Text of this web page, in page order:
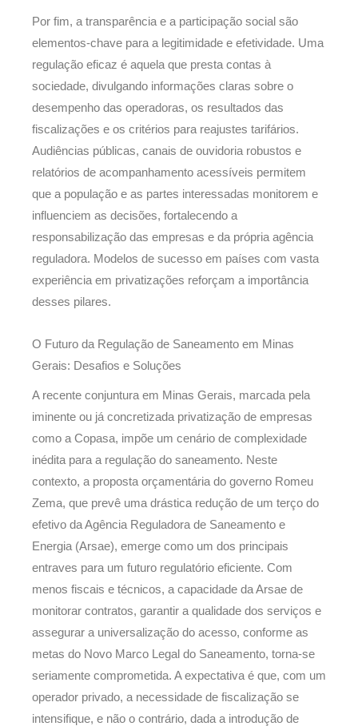
Por fim, a transparência e a participação social são
elementos-chave para a legitimidade e efetividade. Uma
regulação eficaz é aquela que presta contas à
sociedade, divulgando informações claras sobre o
desempenho das operadoras, os resultados das
fiscalizações e os critérios para reajustes tarifários.
Audiências públicas, canais de ouvidoria robustos e
relatórios de acompanhamento acessíveis permitem
que a população e as partes interessadas monitorem e
influenciem as decisões, fortalecendo a
responsabilização das empresas e da própria agência
reguladora. Modelos de sucesso em países com vasta
experiência em privatizações reforçam a importância
desses pilares.
O Futuro da Regulação de Saneamento em Minas
Gerais: Desafios e Soluções
A recente conjuntura em Minas Gerais, marcada pela
iminente ou já concretizada privatização de empresas
como a Copasa, impõe um cenário de complexidade
inédita para a regulação do saneamento. Neste
contexto, a proposta orçamentária do governo Romeu
Zema, que prevê uma drástica redução de um terço do
efetivo da Agência Reguladora de Saneamento e
Energia (Arsae), emerge como um dos principais
entraves para um futuro regulatório eficiente. Com
menos fiscais e técnicos, a capacidade da Arsae de
monitorar contratos, garantir a qualidade dos serviços e
assegurar a universalização do acesso, conforme as
metas do Novo Marco Legal do Saneamento, torna-se
seriamente comprometida. A expectativa é que, com um
operador privado, a necessidade de fiscalização se
intensifique, e não o contrário, dada a introdução de